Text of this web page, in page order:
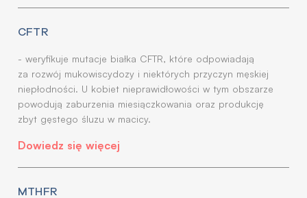
CFTR
- weryfikuje mutacje białka CFTR, które odpowiadają
za rozwój mukowiscydozy i niektórych przyczyn męskiej
niepłodności. U kobiet nieprawidłowości w tym obszarze
powodują zaburzenia miesiączkowania oraz produkcję
zbyt gęstego śluzu w macicy.
Dowiedz się więcej
MTHFR